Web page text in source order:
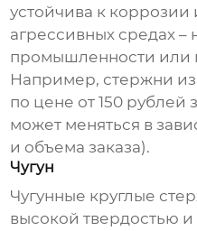
устойчива к коррозии
агрессивных средах
промышленности или
Например, стержни
по цене от 150 рублей
может меняться в
и объема заказа).
Чугун
Чугунные круглые
высокой твердостью